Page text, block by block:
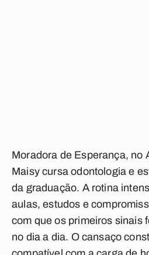
Moradora de Esperança, no
Maisy cursa odontologia e
da graduação. A rotina
aulas, estudos e
com que os primeiros sinais
no dia a dia. O cansaço